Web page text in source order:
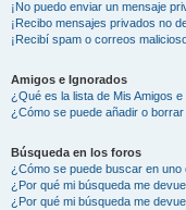
¡No puedo enviar un mensaje
¡Recibo mensajes privados no
¡Recibí spam o correos
Amigos e Ignorados
¿Qué es la lista de Mis Amigos
¿Cómo se puede añadir o
Búsqueda en los foros
¿Cómo se puede buscar en uno
¿Por qué mi búsqueda me
¿Por qué mi búsqueda me